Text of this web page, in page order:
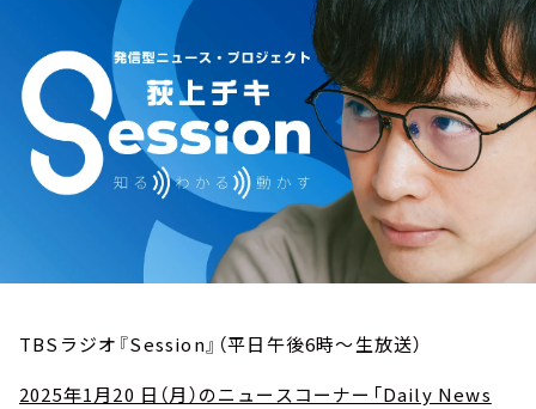
TBSラジオ『Session』（平日午後6時～生放送）
2025年1月20 日（月）のニュースコーナー「Daily News